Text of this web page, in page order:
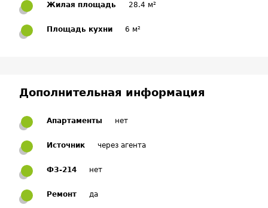
Жилая площадь 28.4 м²
Площадь кухни 6 м²
Дополнительная информация
Апартаменты нет
Источник через агента
ФЗ-214 нет
Ремонт да